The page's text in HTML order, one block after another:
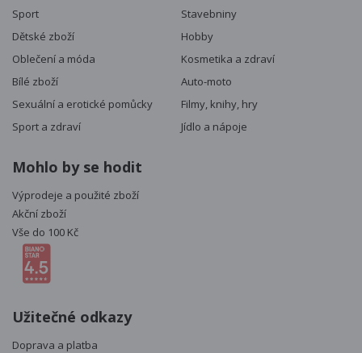
Sport
Stavebniny
Dětské zboží
Hobby
Oblečení a móda
Kosmetika a zdraví
Bílé zboží
Auto-moto
Sexuální a erotické pomůcky
Filmy, knihy, hry
Sport a zdraví
Jídlo a nápoje
Mohlo by se hodit
Výprodeje a použité zboží
Akční zboží
Vše do 100 Kč
Užitečné odkazy
Doprava a platba